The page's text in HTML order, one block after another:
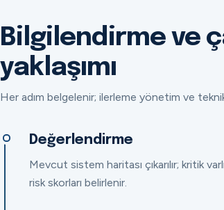
Bilgilendirme ve
yaklaşımı
Her adım belgelenir; ilerleme yönetim ve
Değerlendirme
Mevcut sistem haritası çıkarılır; kritik
risk skorları belirlenir.